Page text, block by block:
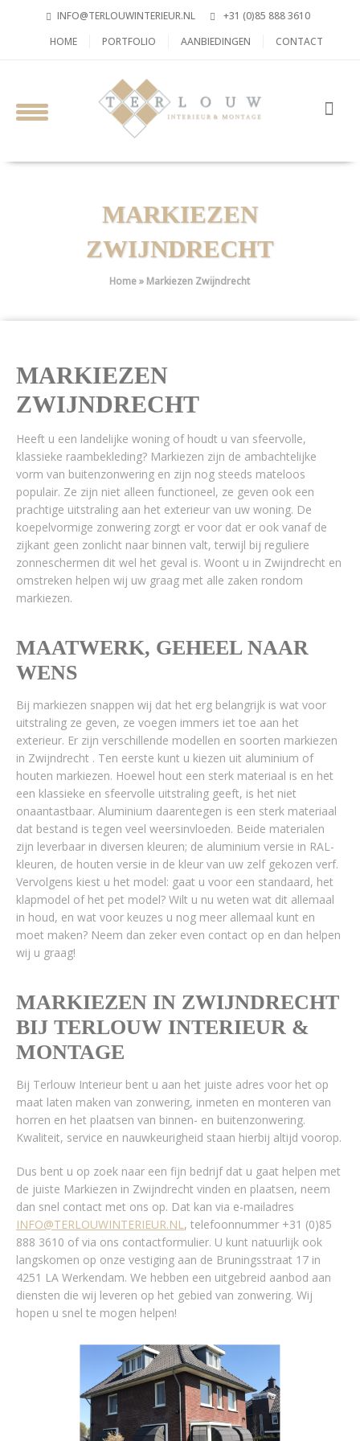
INFO@TERLOUWINTERIEUR.NL
+31 (0)85 888 3610
HOME
PORTFOLIO AANBIEDINGEN CONTACT
MARKIEZEN
ZWIJNDRECHT
Home» Markiezen Zwijndrecht
MARKIEZEN
ZWIJNDRECHT
Heeft u een landelijke woning of houdt u van sfeervolle,
klassieke raambekleding? Markiezen zijn de ambachtelijke
vorm van buitenzonwering en zijn nog steeds mateloos
populair. Ze zijn niet alleen functioneel, ze geven ook een
prachtige uitstraling aan het exterieur van uw woning. De
koepelvormige zonwering zorgt er voor dat er ook vanaf de
zijkant geen zonlicht naar binnen valt, terwijl bij reguliere
zonneschermen dit wel het geval is. Woont u in Zwijndrecht en
omstreken helpen wij uw graag met alle zaken rondom
markiezen.
MAATWERK, GEHEEL NAAR
WENS
Bij markiezen snappen wij dat het erg belangrijk is wat voor
uitstraling ze geven, ze voegen immers iet toe aan het
exterieur. Er zijn verschillende modellen en soorten markiezen
in Zwijndrecht . Ten eerste kunt u kiezen uit aluminium of
houten markiezen. Hoewel hout een sterk materiaal is en het
een klassieke en sfeervolle uitstraling geeft, is het niet
onaantastbaar. Aluminium daarentegen is een sterk materiaal
dat bestand is tegen veel weersinvloeden. Beide materialen
zijn leverbaar in diversen kleuren; de aluminium versie in RAL-
kleuren, de houten versie in de kleur van uw zelf gekozen verf.
Vervolgens kiest u het model: gaat u voor een standaard, het
klapmodel of het pet model? Wilt u nu weten wat dit allemaal
in houd, en wat voor keuzes u nog meer allemaal kunt en
moet maken? Neem dan zeker even contact op en dan helpen
wij u graag!
MARKIEZEN IN ZWIJNDRECHT
BIJ TERLOUW INTERIEUR &
MONTAGE
Bij Terlouw Interieur bent u aan het juiste adres voor het op
maat laten maken van zonwering, inmeten en monteren van
horren en het plaatsen van binnen- en buitenzonwering.
Kwaliteit, service en nauwkeurigheid staan hierbij altijd voorop.
Dus bent u op zoek naar een fijn bedrijf dat u gaat helpen met
de juiste Markiezen in Zwijndrecht vinden en plaatsen, neem
dan snel contact met ons op. Dat kan via e-mailadres
INFO@TERLOUWINTERIEUR.NL, telefoonnummer +31 (0)85
888 3610 of via ons contactformulier. U kunt natuurlijk ook
langskomen op onze vestiging aan de Bruningsstraat 17 in
4251 LA Werkendam. We hebben een uitgebreid aanbod aan
diensten die wij leveren op het gebied van zonwering. Wij
hopen u snel te mogen helpen!